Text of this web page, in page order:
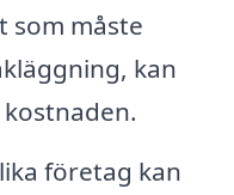
som måste
kan
företag kan